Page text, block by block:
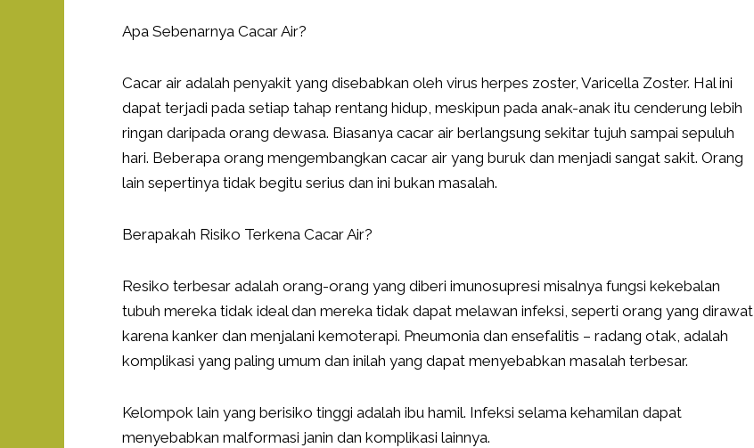
Apa Sebenarnya Cacar Air?
Cacar air adalah penyakit yang disebabkan oleh virus herpes zoster, Varicella Zoster. Hal ini
dapat terjadi pada setiap tahap rentang hidup, meskipun pada anak-anak itu cenderung lebih
ringan daripada orang dewasa. Biasanya cacar air berlangsung sekitar tujuh sampai sepuluh
hari. Beberapa orang mengembangkan cacar air yang buruk dan menjadi sangat sakit. Orang
lain sepertinya tidak begitu serius dan ini bukan masalah.
Berapakah Risiko Terkena Cacar Air?
Resiko terbesar adalah orang-orang yang diberi imunosupresi misalnya fungsi kekebalan
tubuh mereka tidak ideal dan mereka tidak dapat melawan infeksi, seperti orang yang dirawat
karena kanker dan menjalani kemoterapi. Pneumonia dan ensefalitis – radang otak, adalah
komplikasi yang paling umum dan inilah yang dapat menyebabkan masalah terbesar.
Kelompok lain yang berisiko tinggi adalah ibu hamil. Infeksi selama kehamilan dapat
menyebabkan malformasi janin dan komplikasi lainnya.